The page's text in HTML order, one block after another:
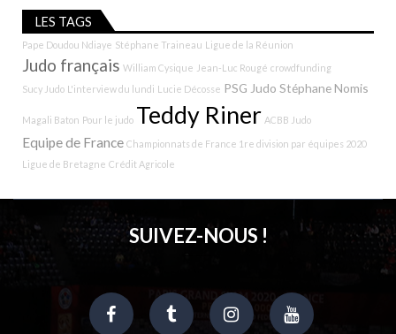
LES TAGS
Pape Doudou Ndiaye Stéphane Traineau Ligue de la Réunion
Judo français William Cysique Jean-Luc Rougé crowdfunding
Sucy Judo L'interview du lundi Lucie Décosse PSG Judo Stéphane Nomis
Magali Baton Pour le judo Teddy Riner ACBB Judo
Equipe de France Championnats de France 1re division par équipes 2020
Ligue de Bretagne Crédit Agricole
SUIVEZ-NOUS !